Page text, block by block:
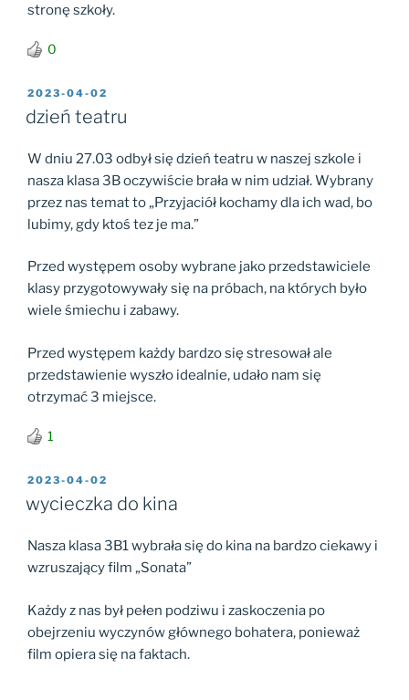
stronę szkoły.
0
OPUBLIKOWANE
W
2023-04-02
dzień teatru
W dniu 27.03 odbył się dzień teatru w naszej szkole i
nasza klasa 3B oczywiście brała w nim udział. Wybrany
przez nas temat to „Przyjaciół kochamy dla ich wad, bo
lubimy, gdy ktoś tez je ma.”
Przed występem osoby wybrane jako przedstawiciele
klasy przygotowywały się na próbach, na których było
wiele śmiechu i zabawy.
Przed występem każdy bardzo się stresował ale
przedstawienie wyszło idealnie, udało nam się
otrzymać 3 miejsce.
1
OPUBLIKOWANE
2023-04-02
wycieczka do kina
Nasza klasa 3B1 wybrała się do kina na bardzo ciekawy i
wzruszający film „Sonata”
Każdy z nas był pełen podziwu i zaskoczenia po
obejrzeniu wyczynów głównego bohatera, ponieważ
film opiera się na faktach.